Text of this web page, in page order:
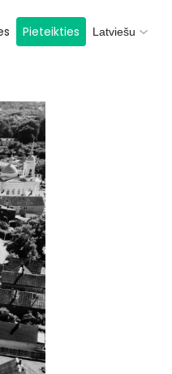
Pieteikties Latviešu